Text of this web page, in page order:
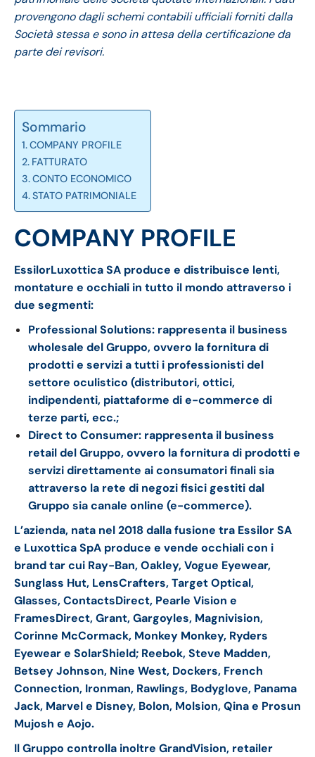
provengono dagli schemi contabili ufficiali forniti dalla
Società stessa e sono in attesa della certificazione da
parte dei revisori.
Sommario
COMPANY PROFILE
FATTURATO
CONTO ECONOMICO
STATO PATRIMONIALE
COMPANY PROFILE
EssilorLuxottica SA produce e distribuisce lenti,
montature e occhiali in tutto il mondo attraverso i
due segmenti:
Professional Solutions: rappresenta il business
wholesale del Gruppo, ovvero la fornitura di
prodotti e servizi a tutti i professionisti del
settore oculistico (distributori, ottici,
indipendenti, piattaforme di e-commerce di
terze parti, ecc.;
Direct to Consumer: rappresenta il business
retail del Gruppo, ovvero la fornitura di prodotti e
servizi direttamente ai consumatori finali sia
attraverso la rete di negozi fisici gestiti dal
Gruppo sia canale online (e-commerce).
L’azienda, nata nel 2018 dalla fusione tra Essilor SA
e Luxottica SpA produce e vende occhiali con i
brand tar cui Ray-Ban, Oakley, Vogue Eyewear,
Sunglass Hut, LensCrafters, Target Optical,
Glasses, ContactsDirect, Pearle Vision e
FramesDirect, Grant, Gargoyles, Magnivision,
Corinne McCormack, Monkey Monkey, Ryders
Eyewear e SolarShield; Reebok, Steve Madden,
Betsey Johnson, Nine West, Dockers, French
Connection, Ironman, Rawlings, Bodyglove, Panama
Jack, Marvel e Disney, Bolon, Molsion, Qina e Prosun
Mujosh e Aojo.
Il Gruppo controlla inoltre GrandVision, retailer